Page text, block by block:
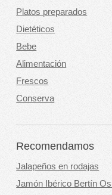
Platos preparados
Dietéticos
Bebe
Alimentación
Frescos
Conserva
Recomendamos
Jalapeños en rodajas
Jamón Ibérico Bertín